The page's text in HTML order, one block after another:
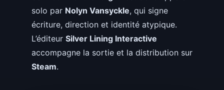
solo par Nolyn Vansyckle, qui signe
écriture, direction et identité atypique.
L’éditeur Silver Lining Interactive
accompagne la sortie et la distribution sur
Steam.